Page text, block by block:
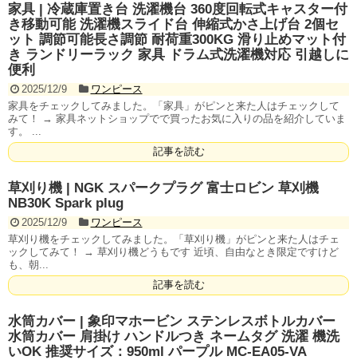
家具 | 冷蔵庫置き台 洗濯機台 360度回転式キャスター付
き移動可能 洗濯機スライド台 伸縮式かさ上げ台 2個セ
ット 調節可能長さ調節 耐荷重300KG 滑り止めマット付
き ランドリーラック 家具 ドラム式洗濯機対応 引越しに
便利
2025/12/9
ワンピース
家具をチェックしてみました。「家具」がピンと来た人はチェックして
みて！ → 家具ネットショップでで買ったお気に入りの品を紹介していま
す。 ...
記事を読む
草刈り機 | NGK スパークプラグ 富士ロビン 草刈機
NB30K Spark plug
2025/12/9
ワンピース
草刈り機をチェックしてみました。「草刈り機」がピンと来た人はチェ
ックしてみて！ → 草刈り機どうもです 近頃、自由なとき限定ですけど
も、朝...
記事を読む
水筒カバー | 象印マホービン ステンレスボトルカバー
水筒カバー 肩掛け ハンドルつき ネームタグ 洗濯 機洗
いOK 推奨サイズ：950ml パープル MC-EA05-VA